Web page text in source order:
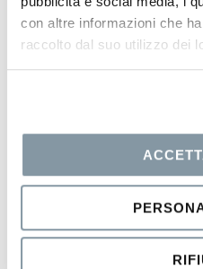
con altre informazioni che
raccolto dal suo utilizzo dei